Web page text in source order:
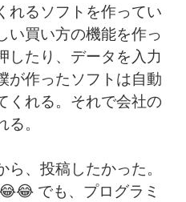
中文
れるソフトを作ってい
い買い方の機能を作っ
したり、データを入力
が作ったソフトは自動
くれる。それで会社の
。
、投稿したかった。
でも、プログラミ